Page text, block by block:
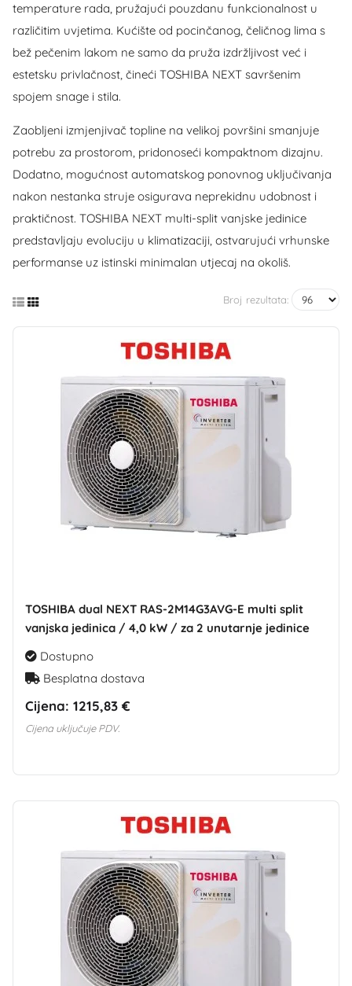
temperature rada, pružajući pouzdanu funkcionalnost u
različitim uvjetima. Kućište od pocinčanog, čeličnog lima s
bež pečenim lakom ne samo da pruža izdržljivost već i
estetsku privlačnost, čineći TOSHIBA NEXT savršenim
spojem snage i stila.
Zaobljeni izmjenjivač topline na velikoj površini smanjuje
potrebu za prostorom, pridonoseći kompaktnom dizajnu.
Dodatno, mogućnost automatskog ponovnog uključivanja
nakon nestanka struje osigurava neprekidnu udobnost i
praktičnost. TOSHIBA NEXT multi-split vanjske jedinice
predstavljaju evoluciju u klimatizaciji, ostvarujući vrhunske
performanse uz istinski minimalan utjecaj na okoliš.
Broj rezultata:
TOSHIBA dual NEXT RAS-2M14G3AVG-E multi split
vanjska jedinica / 4,0 kW / za 2 unutarnje jedinice
Dostupno
Besplatna dostava
Cijena: 1215,83 €
Cijena uključuje PDV.